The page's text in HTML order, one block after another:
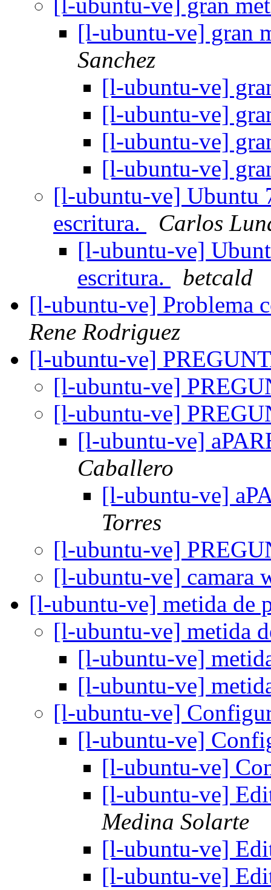
[l-ubuntu-ve] gran
[l-ubuntu-ve] gran
Sanchez
[l-ubuntu-ve]
[l-ubuntu-ve]
[l-ubuntu-ve]
[l-ubuntu-ve]
[l-ubuntu-ve] Ubuntu
escritura.
Carlos
[l-ubuntu-ve]
escritura.
betcald
[l-ubuntu-ve] Problema
Rene Rodriguez
[l-ubuntu-ve]
[l-ubuntu-ve]
[l-ubuntu-ve]
[l-ubuntu-ve]
Caballero
[l-ubuntu-ve]
Torres
[l-ubuntu-ve]
[l-ubuntu-ve] camara
[l-ubuntu-ve] metida de
[l-ubuntu-ve] metida
[l-ubuntu-ve]
[l-ubuntu-ve]
[l-ubuntu-ve]
[l-ubuntu-ve]
[l-ubuntu-ve]
[l-ubuntu-ve]
Medina Solarte
[l-ubuntu-ve]
[l-ubuntu-ve]